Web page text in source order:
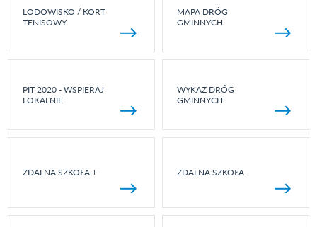
LODOWISKO / KORT
TENISOWY
MAPA DRÓG
GMINNYCH
PIT 2020 - WSPIERAJ
LOKALNIE
WYKAZ DRÓG
GMINNYCH
ZDALNA SZKOŁA + ZDALNA SZKOŁA